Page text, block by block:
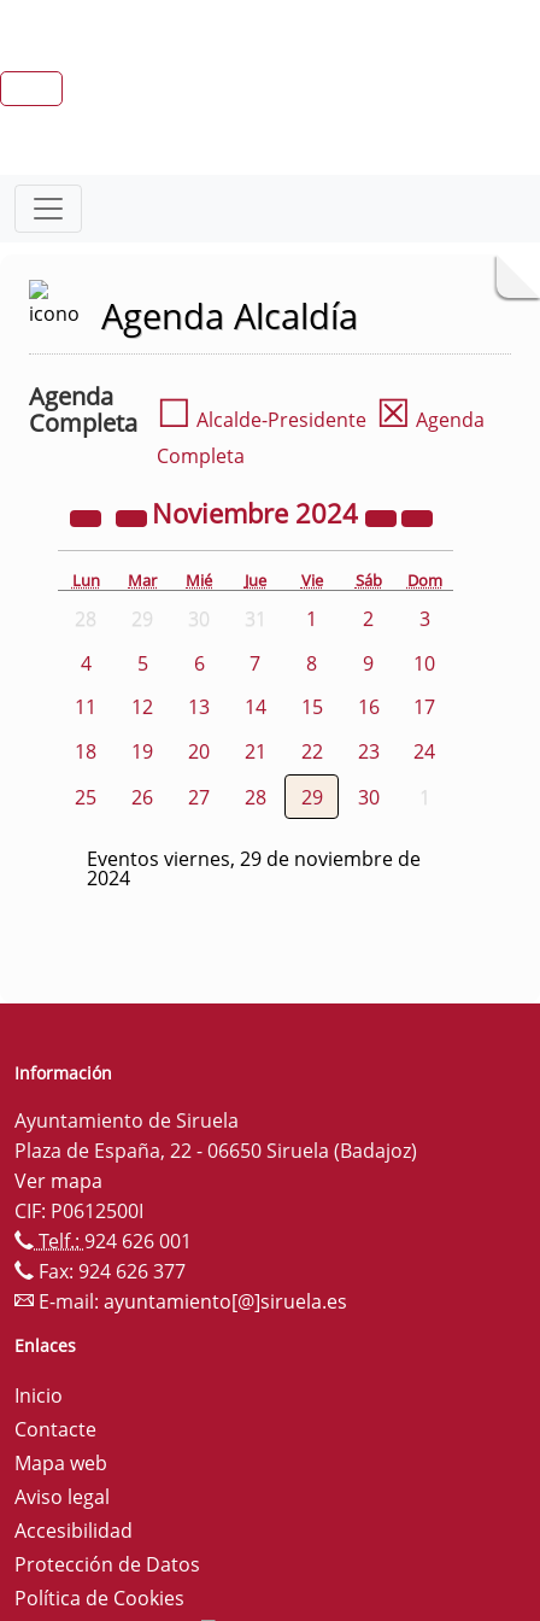
Agenda Alcaldía
Agenda
Completa
☐ Alcalde-Presidente ☒ Agenda
Completa
Noviembre 2024
Lun Mar Mié Jue Vie Sáb Dom
28 29 30 31 1 2
3
4
5 6 7 8 9
10
11
12 13 14 15 16
17
18
19 20 21 22 23
24
25
26 27 28 29 30 1
Eventos viernes, 29 de noviembre de
2024
Información
Ayuntamiento de Siruela
Plaza de España, 22 - 06650 Siruela (Badajoz)
Ver mapa
CIF: P0612500I
Telf.: 924 626 001
Fax: 924 626 377
E-mail: ayuntamiento[@]siruela.es
Enlaces
Inicio
Contacte
Mapa web
Aviso legal
Accesibilidad
Protección de Datos
Política de Cookies